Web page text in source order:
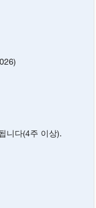
)
니다(4주 이상).